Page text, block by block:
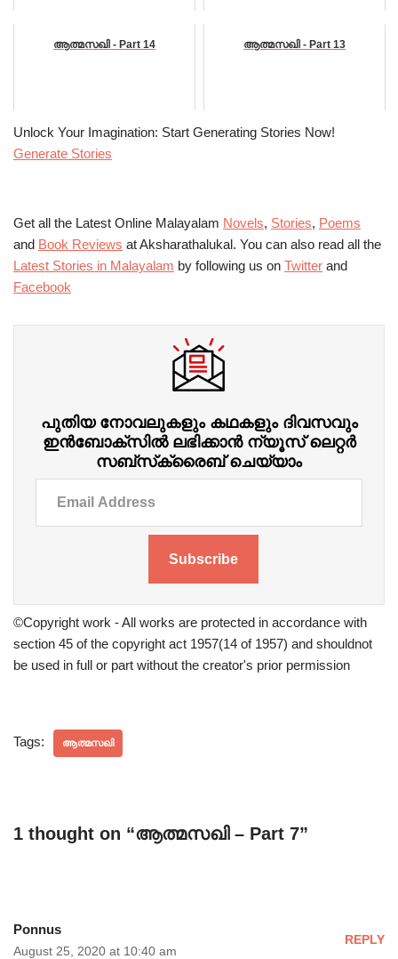
ആത്മസഖി - Part 14 ആത്മസഖി - Part 13
Unlock Your Imagination: Start Generating Stories Now!
Generate Stories
Get all the Latest Online Malayalam Novels, Stories, Poems
and Book Reviews at Aksharathalukal. You can also read all the
Latest Stories in Malayalam by following us on Twitter and
Facebook
പുതിയ നോവലുകളും കഥകളും ദിവസവും
ഇന്‍ബോക്‌സില്‍ ലഭിക്കാന്‍ ന്യൂസ് ലെറ്റർ
സബ്‌സ്‌ക്രൈബ് ചെയ്യാം
Subscribe
©Copyright work - All works are protected in accordance with
section 45 of the copyright act 1957(14 of 1957) and shouldnot
be used in full or part without the creator's prior permission
Tags: ആത്മസഖി
1 thought on “ആത്മസഖി – Part 7”
Ponnus
August 25, 2020 at 10:40 am
REPLY